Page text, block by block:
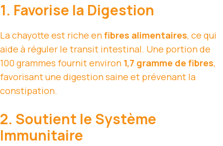
1. Favorise la Digestion
La chayotte est riche enfibres alimentaires, ce qui
aide à réguler le transit intestinal. Une portion de
100 grammes fournit environ 1,7 gramme de fibres,
favorisant une digestion saine et prévenant la
constipation.
2. Soutient le Système
Immunitaire